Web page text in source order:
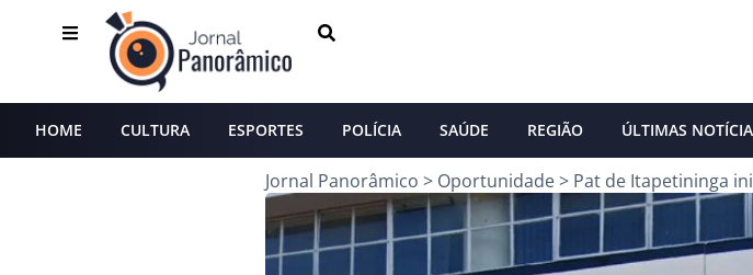
HOME CULTURA ESPORTES POLÍCIA SAÚDE REGIÃO ÚLTIMAS
Jornal Panorâmico > Oportunidade> Pat de Itapetininga